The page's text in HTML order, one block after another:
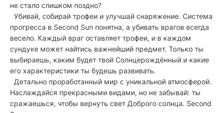
не стало слишком поздно?
Убивай, собирай трофеи и улучшай снаряжение. Система
прогресса в Second Sun понятна, а убивать врагов всегда
весело. Каждый враг оставляет трофеи, и в каждом
сундуке может найтись важнейший предмет. Только ты
выбираешь, каким будет твой Солнцерождённый и какие
его характеристики ты будешь развивать.
Детально проработанный мир с уникальной атмосферой.
Наслаждайся прекрасными видами, но не забывай: ты
сражаешься, чтобы вернуть свет Доброго солнца. Second